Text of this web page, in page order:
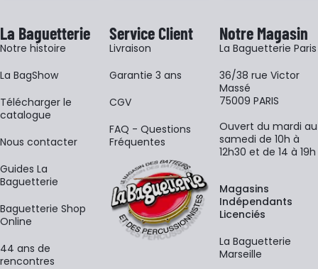
La Baguetterie
Notre histoire
La BagShow
​Télécharger le
catalogue
Nous contacter
Guides La
Baguetterie
Baguetterie Shop
Online
44 ans de
rencontres
Service Client
Livraison
Garantie 3 ans
CGV
FAQ - Questions
Fréquentes
Notre Magasin
La Baguetterie Paris
36/38 rue Victor
Massé
75009 PARIS
Ouvert du mardi au
samedi de 10h à
12h30 et de 14 à 19h
Magasins
Indépendants
Licenciés
La Baguetterie
Marseille